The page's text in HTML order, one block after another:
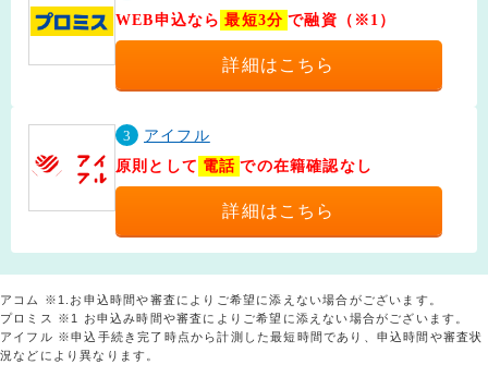
WEB申込なら 最短3分 で融資（※1）
詳細はこちら
3
アイフル
原則として 電話 での在籍確認なし
詳細はこちら
アコム ※1.お申込時間や審査によりご希望に添えない場合がございます。
プロミス ※1 お申込み時間や審査によりご希望に添えない場合がございます。
アイフル ※申込手続き完了時点から計測した最短時間であり、申込時間や審査状
況などにより異なります。